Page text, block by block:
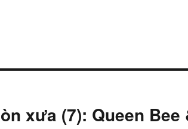
xưa (7): Queen Bee